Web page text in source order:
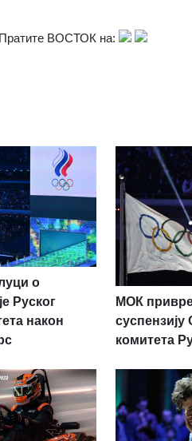
Пратите ВОСТОК на:
о
Руског
након
МОК
суспензију
комитета